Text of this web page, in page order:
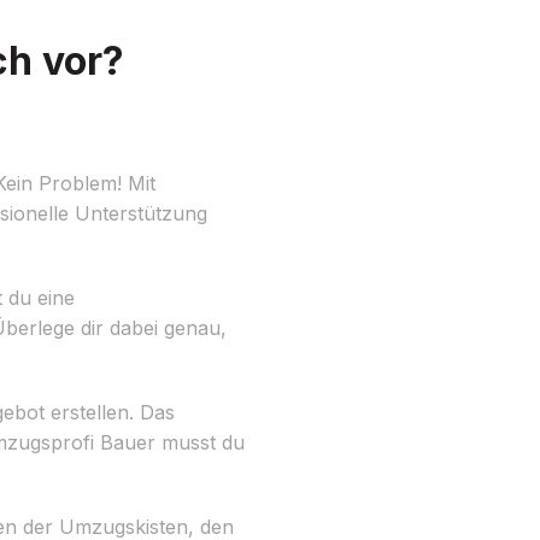
vor?
Problem! Mit
Unterstützung
du eine
dir dabei genau,
erstellen. Das
Bauer musst du
der Umzugskisten, den